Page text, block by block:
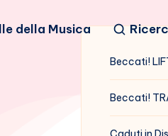
della Musica
Beccati!
Beccati!